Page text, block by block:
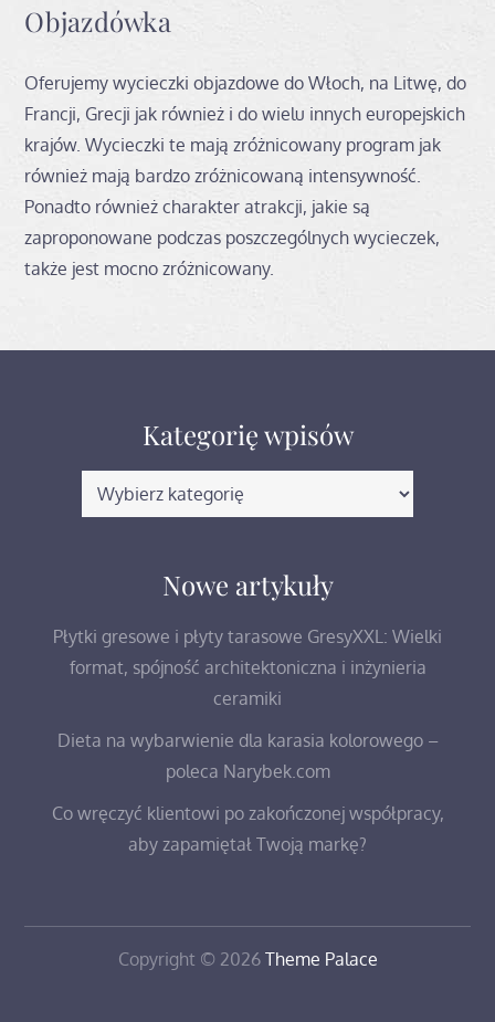
Objazdówka
Oferujemy wycieczki objazdowe do Włoch, na Litwę, do
Francji, Grecji jak również i do wielu innych europejskich
krajów. Wycieczki te mają zróżnicowany program jak
również mają bardzo zróżnicowaną intensywność.
Ponadto również charakter atrakcji, jakie są
zaproponowane podczas poszczególnych wycieczek,
także jest mocno zróżnicowany.
Kategorię wpisów
Kategorię
wpisów
Nowe artykuły
Płytki gresowe i płyty tarasowe GresyXXL: Wielki
format, spójność architektoniczna i inżynieria
ceramiki
Dieta na wybarwienie dla karasia kolorowego –
poleca Narybek.com
Co wręczyć klientowi po zakończonej współpracy,
aby zapamiętał Twoją markę?
Copyright © 2026 Theme Palace